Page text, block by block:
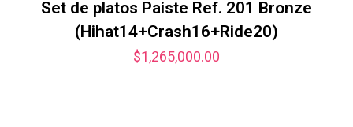
Set de platos Paiste Ref. 201 Bronze
(Hihat14+Crash16+Ride20)
$1,265,000.00